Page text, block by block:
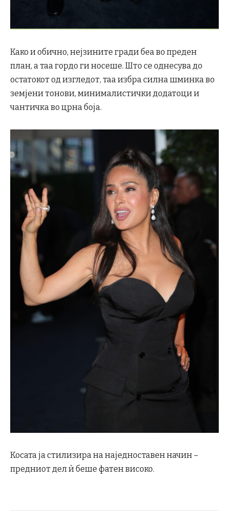
Како и обично, нејзините гради беа во преден
план, а таа гордо ги носеше. Што се однесува до
остатокот од изгледот, таа избра силна шминка во
земјени тонови, минималистички додатоци и
чантичка во црна боја.
Косата ја стилизира на наједноставен начин –
предниот дел ѝ беше фатен високо.